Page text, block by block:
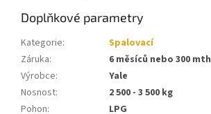
Doplňkové parametry
Kategorie:
Spalovací
Záruka:
6 měsíců nebo 300 mth
Výrobce:
Yale
Nosnost:
2 500 - 3 500 kg
Pohon:
LPG